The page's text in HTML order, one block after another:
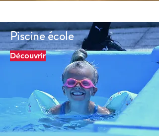
Piscine école
Découvrir